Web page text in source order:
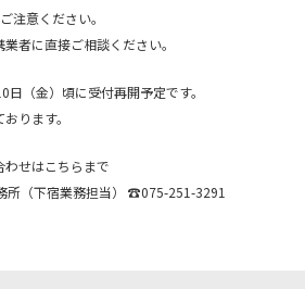
注意ください。
者に直接ご相談ください。
（金）頃に受付再開予定です。
ります。
せはこちらまで
所（下宿業務担当） ☎075-251-3291